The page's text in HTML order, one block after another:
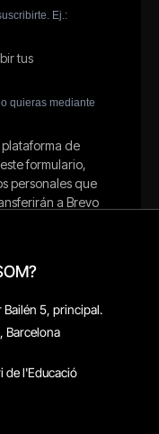
Bailén 5, principal.
Barcelona
de l'Educació